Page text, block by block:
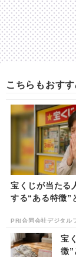
こちらもおす
宝くじが当たる
する“ある特徴”
PR(合同会社デジタル
宝
徴”